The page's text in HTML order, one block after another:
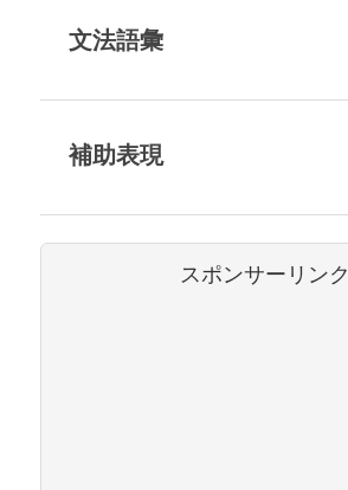
文法語彙
補助表現
スポンサーリンク